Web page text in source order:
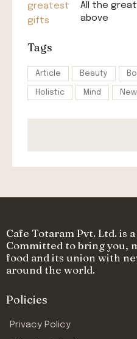
All the
above
Tags
Article Beauty
Holistic Mind
Cafe Totaram Pvt. Ltd. is
Committed to bring you,
food and its union with
around the world.
Policies
Privacy Policy